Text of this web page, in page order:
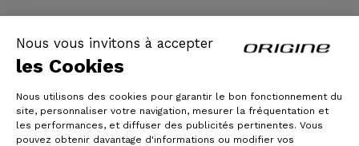
Nous vous invitons à accepter
les Cookies
Nous utilisons des cookies pour garantir le bon fonctionnement du
site, personnaliser votre navigation, mesurer la fréquentation et
les performances, et diffuser des publicités pertinentes. Vous
pouvez obtenir davantage d'informations ou modifier vos